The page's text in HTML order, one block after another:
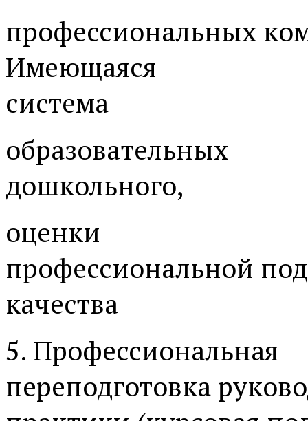
профессиональных
Имеющаяся
система
образовательных
дошкольного,
оценки
профессиональной
качества
5. Профессиональная
переподготовка